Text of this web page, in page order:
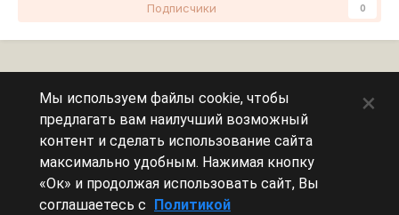
Подписчики 0
Сейчас на странице
Эту страницу никто не просматривает.
Мы используем файлы cookie, чтобы
предлагать вам наилучший возможный
контент и сделать использование сайта
максимально удобным. Нажимая кнопку
«Ок» и продолжая использовать сайт, Вы
соглашаетесь с Политикой
×